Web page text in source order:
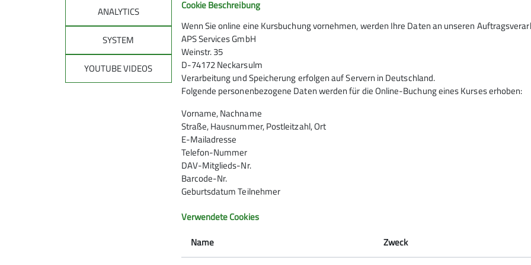
Projekt Kilterboard
Eine Nachricht über die sich viele Mitglieder der Sektion und darüber hinaus freuen: Wir möchten unser
ANALYTICS
SYSTEM
YOUTUBE VIDEOS
Cookie Beschreibung
Wenn Sie online eine Kursbuchung vornehmen, werden Ihre Daten an unseren
APS Services GmbH
Weinstr. 35
D-74172 Neckarsulm
Verarbeitung und Speicherung erfolgen auf Servern in Deutschland.
Folgende personenbezogene Daten werden für die Online-Buchung eines Kurses erhoben:
Vorname, Nachname
Straße, Hausnummer, Postleitzahl, Ort
E-Mailadresse
Telefon-Nummer
DAV-Mitglieds-Nr.
Barcode-Nr.
Geburtsdatum Teilnehmer
Verwendete Cookies
Name
Zweck